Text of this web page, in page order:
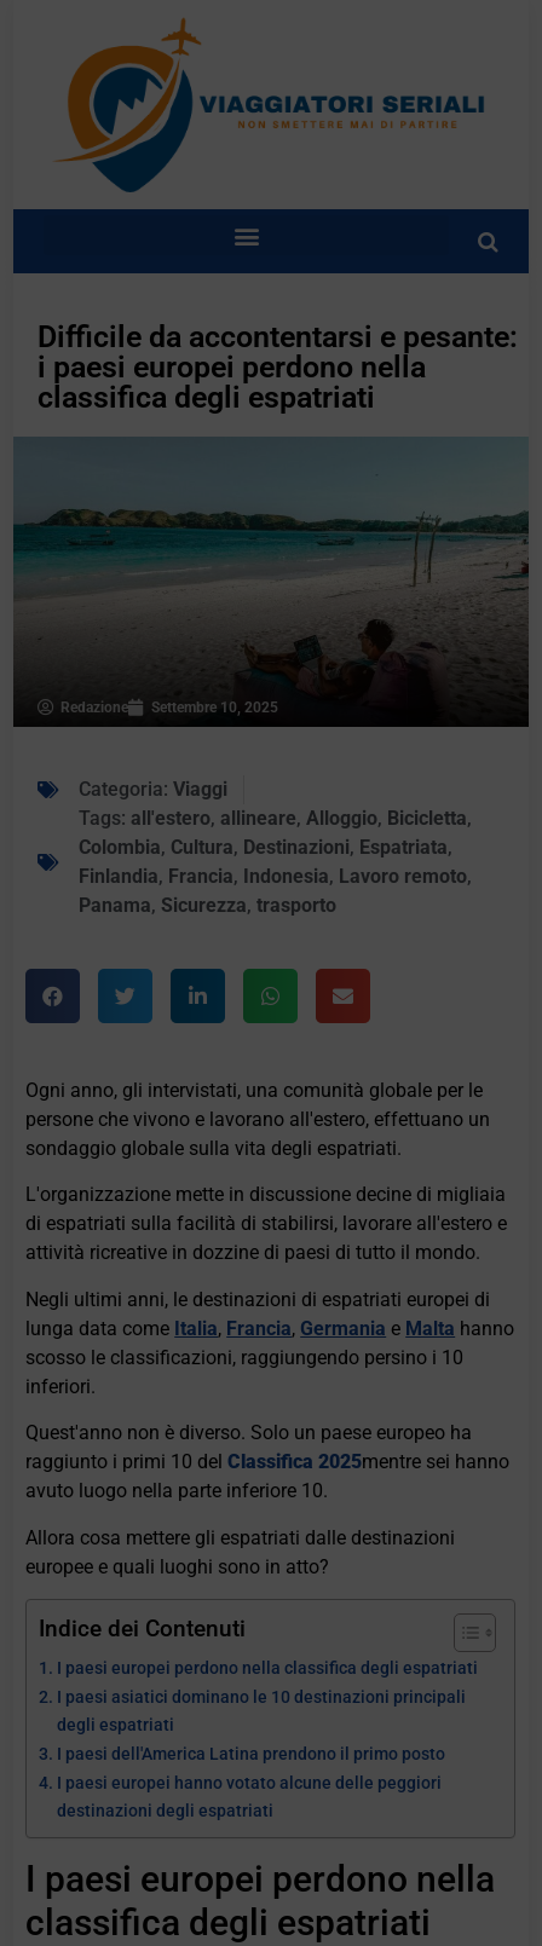
Difficile da accontentarsi e pesante:
i paesi europei perdono nella
classifica degli espatriati
Redazione Settembre 10, 2025
Categoria: Viaggi
Tags: all'estero, allineare, Alloggio, Bicicletta,
Colombia, Cultura, Destinazioni, Espatriata,
Finlandia, Francia, Indonesia, Lavoro remoto,
Panama, Sicurezza,trasporto
Ogni anno, gli intervistati, una comunità globale per le
persone che vivono e lavorano all'estero, effettuano un
sondaggio globale sulla vita degli espatriati.
L'organizzazione mette in discussione decine di migliaia
di espatriati sulla facilità di stabilirsi, lavorare all'estero e
attività ricreative in dozzine di paesi di tutto il mondo.
Negli ultimi anni, le destinazioni di espatriati europei di
lunga data come Italia, Francia, Germania e Malta hanno
scosso le classificazioni, raggiungendo persino i 10
inferiori.
Quest'anno non è diverso. Solo un paese europeo ha
raggiunto i primi 10 delClassifica 2025mentre sei hanno
avuto luogo nella parte inferiore 10.
Allora cosa mettere gli espatriati dalle destinazioni
europee e quali luoghi sono in atto?
Indice dei Contenuti
I paesi europei perdono nella classifica degli espatriati
I paesi asiatici dominano le 10 destinazioni principali
degli espatriati
I paesi dell'America Latina prendono il primo posto
I paesi europei hanno votato alcune delle peggiori
destinazioni degli espatriati
I paesi europei perdono nella
classifica degli espatriati